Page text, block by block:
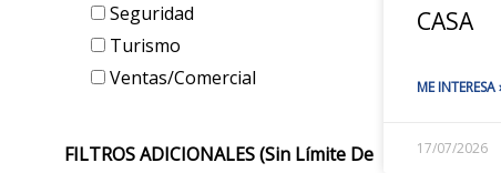
Seguridad
Turismo
Ventas/Comercial
FILTROS ADICIONALES (sin Límite De
CASA
ME INTERESA
17/07/2026